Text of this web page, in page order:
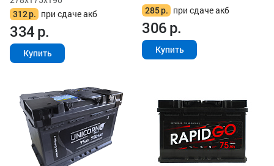
312р. при сдаче акб
334р.
Купить
285р. при сдаче акб
306р.
Купить